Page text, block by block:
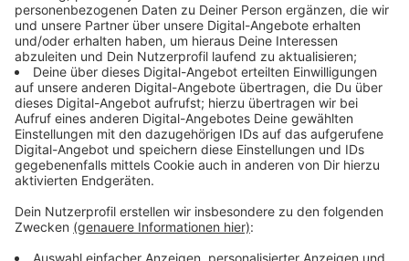
Insgesamt 100 Einsatzkräfte konnten den Brand
jedoch rechtzeitig löschen. 60 Einsatzkräfte waren
von der Feuerwehr Hattingen, 40 aus Bochum.
Während des gesamten Einsatzes war die Bochumer
Straße in dem Bereich komplett gesperrt.
Anzeige